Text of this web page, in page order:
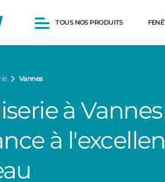
TOUS NOS PRODUITS
Vannes
à
à